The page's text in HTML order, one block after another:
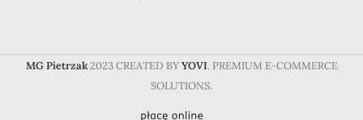
MG Pietrzak 2023 CREATED BYYOVI. PREMIUM E-COMMERCE
SOLUTIONS.